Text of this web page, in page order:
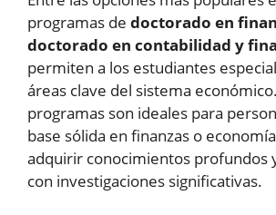
programas de doctorado en
doctorado en contabilidad y
permiten a los estudiantes
áreas clave del sistema
programas son ideales para
base sólida en finanzas o
adquirir conocimientos profundos
con investigaciones significativas.